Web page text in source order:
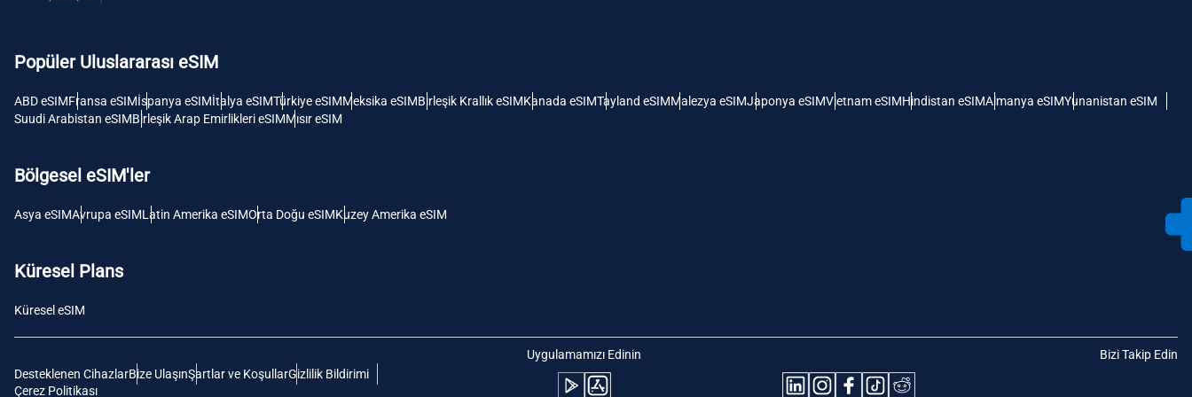
Popüler Uluslararası eSIM
ABD eSIMFransa eSIMİspanya eSIMİtalya eSIMTürkiye eSIMMeksika eSIMBirleşik Krallık eSIMKanada eSIMTayland eSIMMalezya eSIMJaponya eSIMVietnam eSIMHindistan eSIMAlmanya eSIMYunanistan eSIM
Suudi Arabistan eSIMBirleşik Arap Emirlikleri eSIMMısır eSIM
Bölgesel eSIM'ler
Asya eSIMAvrupa eSIMLatin Amerika eSIMOrta Doğu eSIMKuzey Amerika eSIM
Küresel Plans
Küresel eSIM
Desteklenen CihazlarBize UlaşınŞartlar ve KoşullarGizlilik Bildirimi
Çerez Politikası
Uygulamamızı Edinin Bizi Takip Edin
THB - Tayland Bahtı